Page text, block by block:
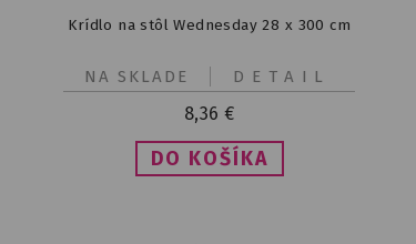
Krídlo na stôl Wednesday 28 x 300 cm
8,36 €
DETAIL
NA SKLADE